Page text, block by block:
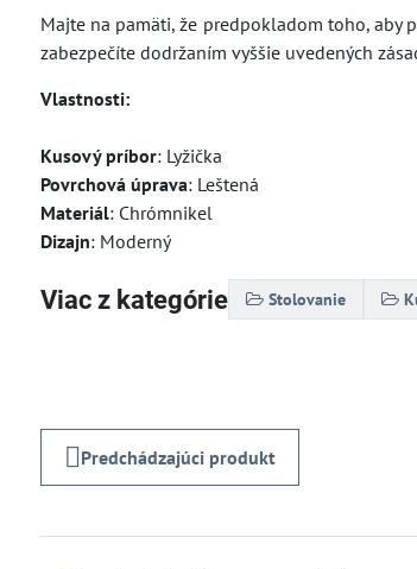
Majte na pamäti, že predpokladom toho, aby
zabezpečíte dodržaním vyššie uvedených
Vlastnosti:
Kusový príbor: Lyžička
Povrchová úprava: Leštená
Materiál: Chrómnikel
Dizajn: Moderný
Viac z kategórie Stolovanie
Predchádzajúci produkt